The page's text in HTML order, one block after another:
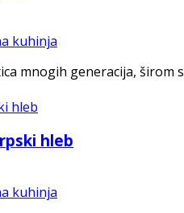
kuhinja
mnogih generacija, širom
hleb
kuhinja